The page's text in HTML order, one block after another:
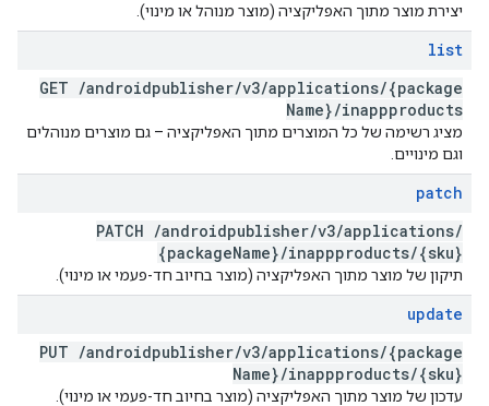
יצירת מוצר מתוך האפליקציה (מוצר מנוהל או מינוי).
list
GET /androidpublisher/v3/applications/{package
Name}/inappproducts
מציג רשימה של כל המוצרים מתוך האפליקציה – גם מוצרים מנוהלים
וגם מינויים.
patch
PATCH /androidpublisher/v3/applications/
{packageName}/inappproducts/{sku}
תיקון של מוצר מתוך האפליקציה (מוצר בחיוב חד-פעמי או מינוי).
update
PUT /androidpublisher/v3/applications/{package
Name}/inappproducts/{sku}
עדכון של מוצר מתוך האפליקציה (מוצר בחיוב חד-פעמי או מינוי).